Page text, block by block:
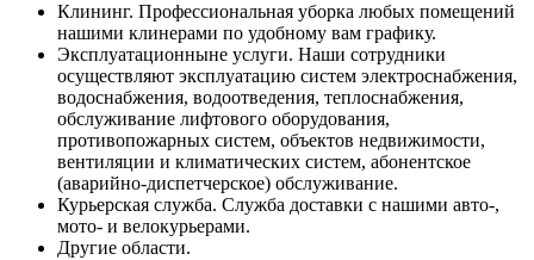
Клининг. Профессиональная уборка любых помещений
нашими клинерами по удобному вам графику.
Эксплуатационныне услуги. Наши сотрудники
осуществляют эксплуатацию систем электроснабжения,
водоснабжения, водоотведения, теплоснабжения,
обслуживание лифтового оборудования,
противопожарных систем, объектов недвижимости,
вентиляции и климатических систем, абонентское
(аварийно-диспетчерское) обслуживание.
Курьерская служба. Служба доставки с нашими авто-,
мото- и велокурьерами.
Другие области.